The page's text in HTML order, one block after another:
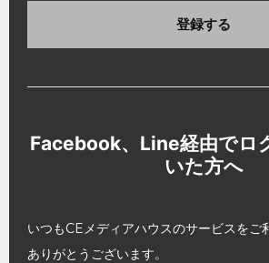
登録する
Facebook、Line経由でロ
いた方へ
いつもCEメディアハウスのサービスをご
ありがとうございます。